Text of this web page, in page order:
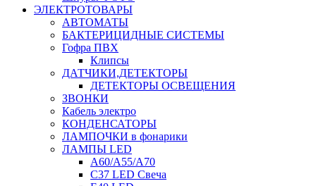
ЭЛЕКТРОТОВАРЫ
АВТОМАТЫ
БАКТЕРИЦИДНЫЕ СИСТЕМЫ
Гофра ПВХ
Клипсы
ДАТЧИКИ,ДЕТЕКТОРЫ
ДЕТЕКТОРЫ ОСВЕЩЕНИЯ
ЗВОНКИ
Кабель электро
КОНДЕНСАТОРЫ
ЛАМПОЧКИ в фонарики
ЛАМПЫ LED
A60/A55/A70
C37 LED Свеча